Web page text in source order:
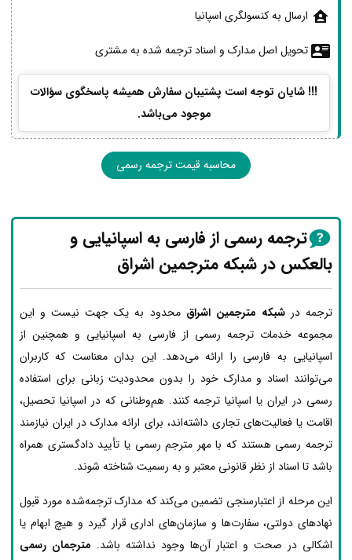
ارسال به کنسولگری اسپانیا
تحویل اصل مدارک و اسناد ترجمه شده به مشتری
!!! شایان توجه است پشتیبان سفارش همیشه پاسخگوی سؤالات
موجود می‌باشد.
محاسبه قیمت ترجمه رسمی
ترجمه رسمی از فارسی به اسپانیایی و
بالعکس در شبکه مترجمین اشراق
ترجمه درشبکه مترجمین اشراق محدود به یک جهت نیست و این
مجموعه خدمات ترجمه رسمی از فارسی به اسپانیایی و همچنین از
اسپانیایی به فارسی را ارائه می‌دهد. این بدان معناست که کاربران
می‌توانند اسناد و مدارک خود را بدون محدودیت زبانی برای استفاده
رسمی در ایران یا اسپانیا ترجمه کنند. هم‌وطنانی که در اسپانیا تحصیل،
اقامت یا فعالیت‌های تجاری داشته‌اند، برای ارائه مدارک در ایران نیازمند
ترجمه رسمی هستند که با مهر مترجم رسمی یا تأیید دادگستری همراه
باشد تا اسناد از نظر قانونی معتبر و به رسمیت شناخته شوند.
این مرحله از اعتبارسنجی تضمین می‌کند که مدارک ترجمه‌شده مورد قبول
نهادهای دولتی، سفارت‌ها و سازمان‌های اداری قرار گیرد و هیچ ابهام یا
اشکالی در صحت و اعتبار آن‌ها وجود نداشته باشد. مترجمان رسمی